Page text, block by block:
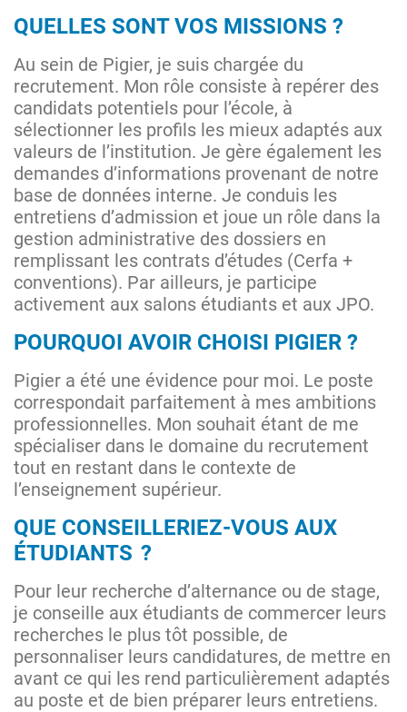
QUELLES SONT VOS MISSIONS ?
Au sein de Pigier, je suis chargée du
recrutement. Mon rôle consiste à repérer des
candidats potentiels pour l’école, à
sélectionner les profils les mieux adaptés aux
valeurs de l’institution. Je gère également les
demandes d’informations provenant de notre
base de données interne. Je conduis les
entretiens d’admission et joue un rôle dans la
gestion administrative des dossiers en
remplissant les contrats d’études (Cerfa +
conventions). Par ailleurs, je participe
activement aux salons étudiants et aux JPO.
POURQUOI AVOIR CHOISI PIGIER ?
Pigier a été une évidence pour moi. Le poste
correspondait parfaitement à mes ambitions
professionnelles. Mon souhait étant de me
spécialiser dans le domaine du recrutement
tout en restant dans le contexte de
l’enseignement supérieur.
QUE CONSEILLERIEZ-VOUS AUX
ÉTUDIANTS ?
Pour leur recherche d’alternance ou de stage,
je conseille aux étudiants de commercer leurs
recherches le plus tôt possible, de
personnaliser leurs candidatures, de mettre en
avant ce qui les rend particulièrement adaptés
au poste et de bien préparer leurs entretiens.